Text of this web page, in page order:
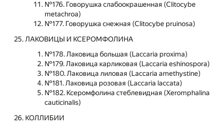
№176. Говорушка слабоокрашенная (Clitocybe
metachroa)
№177. Говорушка снежная (Clitocybe pruinosa)
ЛАКОВИЦЫ И КСЕРОМФОЛИНА
№178. Лаковица большая (Laccaria proxima)
№179. Лаковица карликовая (Laccaria eshinospora)
№180. Лаковица лиловая (Laccaria amethystine)
№181. Лаковица розовая (Laccaria laccata)
№182. Ксеромфолина стеблевидная (Xeromphalina
cauticinalis)
КОЛЛИБИИ